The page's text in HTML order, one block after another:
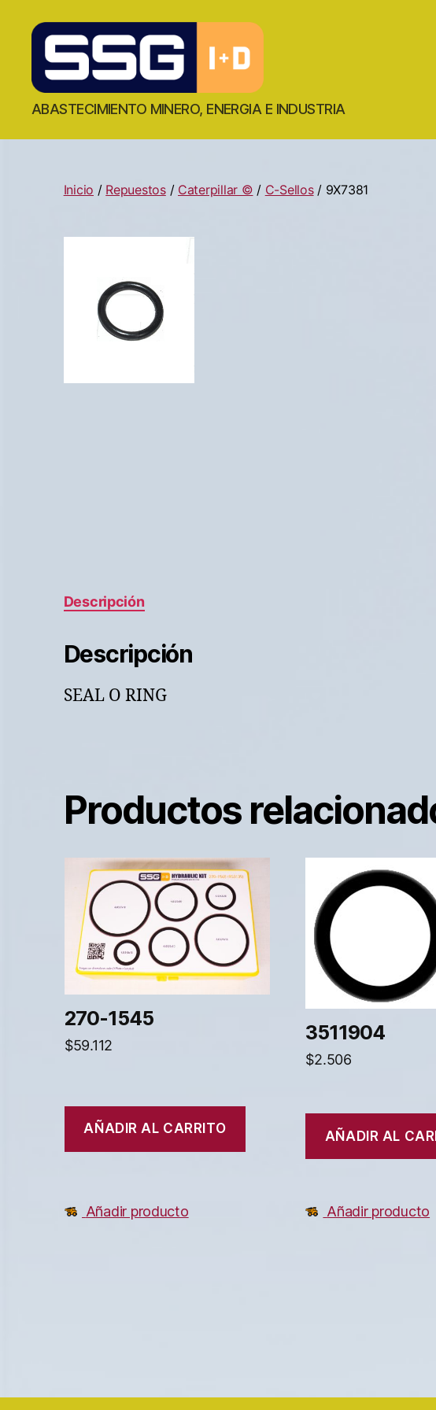
ABASTECIMIENTO MINERO, ENERGIA E INDUSTRIA
Inicio / Repuestos/ Caterpillar © / C-Sellos/ 9X7381
Descripción
Descripción
SEAL O RING
Productos
270-1545
$59.112
AÑADIR AL CARRITO
Añadir producto
3511904
$2.506
AÑADIR AL
Añadir producto